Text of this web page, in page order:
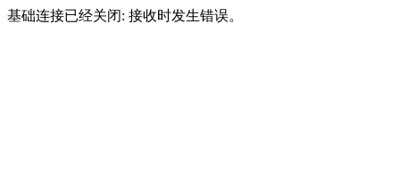
基础连接已经关闭: 接收时发生错误。